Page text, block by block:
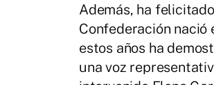
Además, ha
Confederación nació
estos años ha
una voz